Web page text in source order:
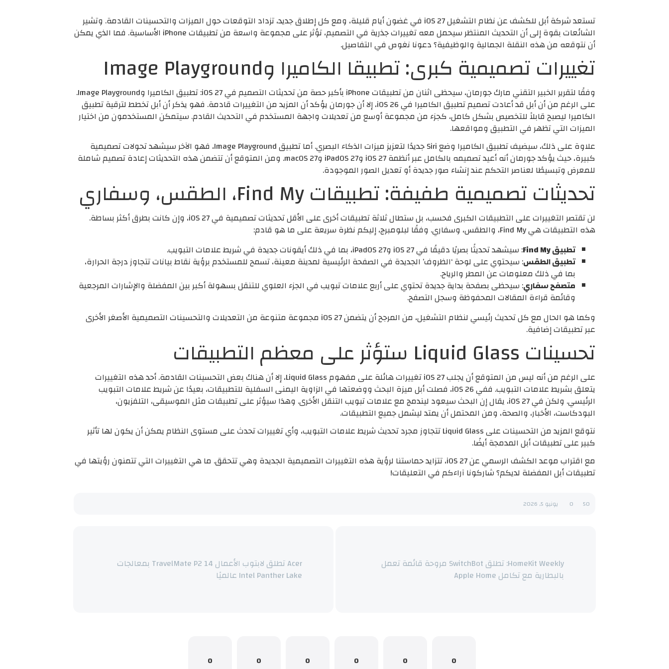
تستعد شركة أبل للكشف عن نظام التشغيل iOS 27 في غضون أيام قليلة، ومع كل إطلاق جديد، تزداد التوقعات حول الميزات والتحسينات القادمة. وتشير
الشائعات بقوة إلى أن التحديث المنتظر سيحمل معه تغييرات جذرية في التصميم، تؤثر على مجموعة واسعة من تطبيقات iPhone الأساسية. فما الذي يمكن
أن نتوقعه من هذه النقلة الجمالية والوظيفية؟ دعونا نغوص في التفاصيل.
تغييرات تصميمية كبرى: تطبيقا الكاميرا وImage Playground
وفقًا لتقرير الخبير التقني مارك جورمان، سيحظى اثنان من تطبيقات iPhone بأكبر حصة من تحديثات التصميم في iOS 27: تطبيق الكاميرا وImage Playground.
على الرغم من أن أبل قد أعادت تصميم تطبيق الكاميرا في iOS 26، إلا أن جورمان يؤكد أن المزيد من التغييرات قادمة. فهو يذكر أن أبل تخطط لترقية تطبيق
الكاميرا ليصبح قابلاً للتخصيص بشكل كامل، كجزء من مجموعة أوسع من تعديلات واجهة المستخدم في التحديث القادم. سيتمكن المستخدمون من اختيار
الميزات التي تظهر في التطبيق ومواقعها.
علاوة على ذلك، سيضيف تطبيق الكاميرا وضع Siri جديدًا لتعزيز ميزات الذكاء البصري. أما تطبيق Image Playground، فهو الآخر سيشهد تحولات تصميمية
كبيرة، حيث يؤكد جورمان أنه أعيد تصميمه بالكامل عبر أنظمة iOS 27 وiPadOS 27 وmacOS 27. ومن المتوقع أن تتضمن هذه التحديثات إعادة تصميم شاملة
للمعرض وتبسيطًا لعناصر التحكم عند إنشاء صور جديدة أو تعديل الصور الموجودة.
تحديثات تصميمية طفيفة: تطبيقات Find My، الطقس، وسفاري
لن تقتصر التغييرات على التطبيقات الكبرى فحسب، بل ستطال ثلاثة تطبيقات أخرى على الأقل تحديثات تصميمية في iOS 27، وإن كانت بطرق أكثر بساطة.
هذه التطبيقات هي Find My، والطقس، وسفاري. وفقًا لبلومبرج، إليكم نظرة سريعة على ما هو قادم:
تطبيق Find My
: سيشهد تحديثًا بصريًا دقيقًا في iOS 27 وiPadOS 27، بما في ذلك أيقونات جديدة في شريط علامات التبويب.
تطبيق الطقس: سيحتوي على لوحة ‘الظروف’ الجديدة في الصفحة الرئيسية لمدينة معينة، تسمح للمستخدم برؤية نقاط بيانات تتجاوز درجة الحرارة،
بما في ذلك معلومات عن المطر والرياح.
متصفح سفاري: سيحظى بصفحة بداية جديدة تحتوي على أربع علامات تبويب في الجزء العلوي للتنقل بسهولة أكبر بين المفضلة والإشارات المرجعية
وقائمة قراءة المقالات المحفوظة وسجل التصفح.
وكما هو الحال مع كل تحديث رئيسي لنظام التشغيل، من المرجح أن يتضمن iOS 27 مجموعة متنوعة من التعديلات والتحسينات التصميمية الأصغر الأخرى
عبر تطبيقات إضافية.
تحسينات Liquid Glass ستؤثر على معظم التطبيقات
على الرغم من أنه ليس من المتوقع أن يجلب iOS 27 تغييرات هائلة على مفهوم Liquid Glass، إلا أن هناك بعض التحسينات القادمة. أحد هذه التغييرات
يتعلق بشريط علامات التبويب. ففي iOS 26، فصلت أبل ميزة البحث ووضعتها في الزاوية اليمنى السفلية للتطبيقات، بعيدًا عن شريط علامات التبويب
الرئيسي. ولكن في iOS 27، يقال إن البحث سيعود ليندمج مع علامات تبويب التنقل الأخرى. وهذا سيؤثر على تطبيقات مثل الموسيقى، التلفزيون،
البودكاست، الأخبار، والصحة، ومن المحتمل أن يمتد ليشمل جميع التطبيقات.
نتوقع المزيد من التحسينات على Liquid Glass تتجاوز مجرد تحديث شريط علامات التبويب، وأي تغييرات تحدث على مستوى النظام يمكن أن يكون لها تأثير
كبير على تطبيقات أبل المدمجة أيضًا.
مع اقتراب موعد الكشف الرسمي عن iOS 27، تتزايد حماستنا لرؤية هذه التغييرات التصميمية الجديدة وهي تتحقق. ما هي التغييرات التي تتمنون رؤيتها في
تطبيقات أبل المفضلة لديكم؟ شاركونا آراءكم في التعليقات!
50
0 يونيو 5, 2026
Acer تطلق لابتوب الأعمال TravelMate P2 14 بمعالجات
Intel Panther Lake عالميًا
HomeKit Weekly: تطلق SwitchBot مروحة قائمة تعمل
بالبطارية مع تكامل Apple Home
0
0
0
0
0
0